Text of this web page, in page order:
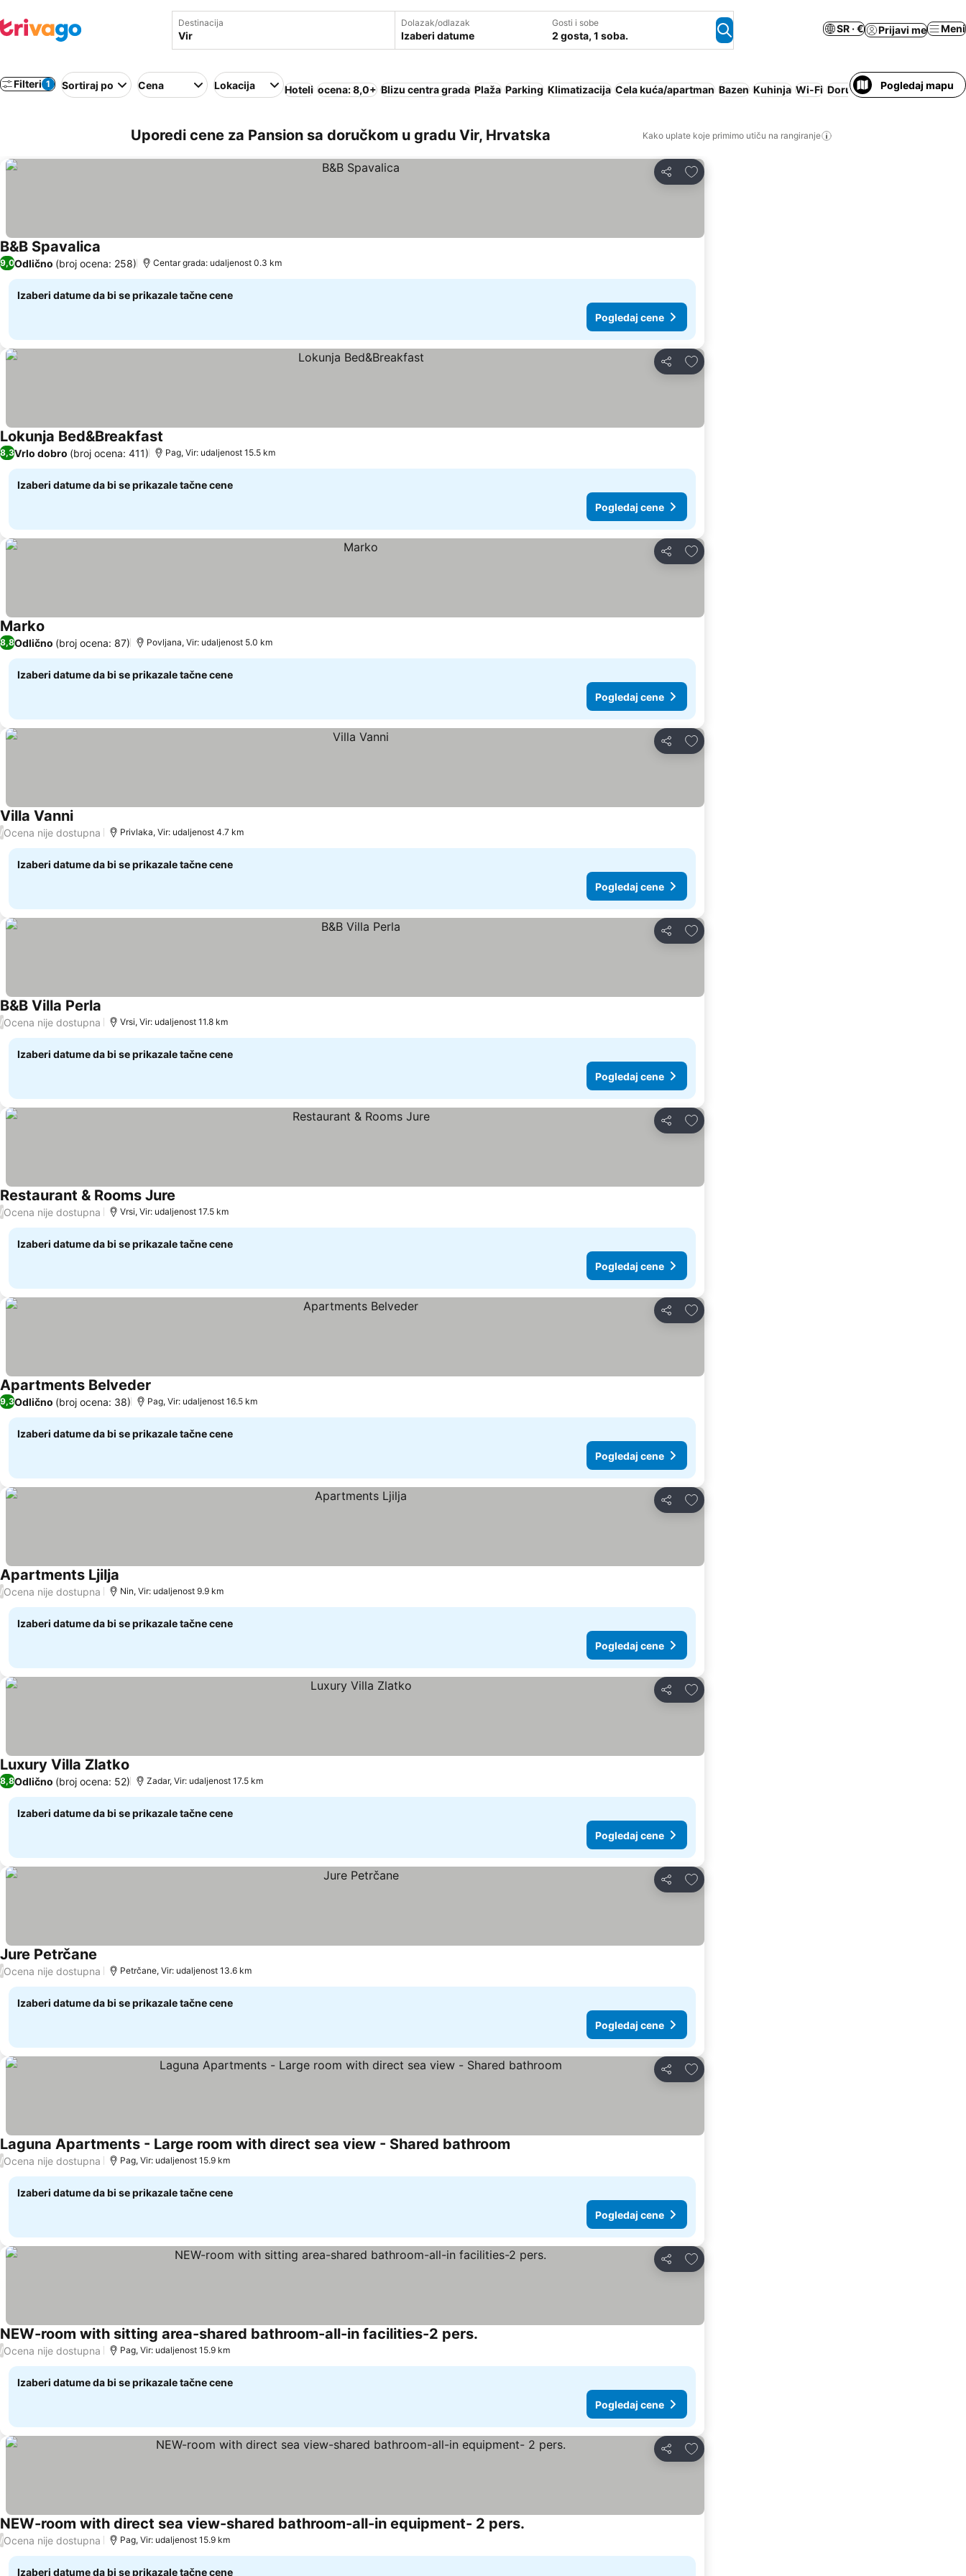
Destinacija Dolazak/odlazak
Izaberi datume
Gosti i sobe
2 gosta, 1 soba.
SR · € Prijavi me Meni
Filteri 1 Sortiraj po Cena Lokacija Hoteli ocena: 8,0+ Blizu centra grada Plaža Parking Klimatizacija Cela kuća/apartman Bazen Kuhinja Wi-Fi Doručak uključen u cenu
Pogledaj mapu
Uporedi cene za Pansion sa doručkom u gradu Vir, Hrvatska Kako uplate koje primimo utiču na rangiranje
Deli
Dodati u favorite
B&B Spavalica
9,0Odlično (broj ocena: 258) Centar grada: udaljenost 0.3 km
Izaberi datume da bi se prikazale tačne cene
Pogledaj cene
Deli
Dodati u favorite
Lokunja Bed&Breakfast
8,3Vrlo dobro (broj ocena: 411) Pag, Vir: udaljenost 15.5 km
Izaberi datume da bi se prikazale tačne cene
Pogledaj cene
Deli
Dodati u favorite
Marko
8,8Odlično (broj ocena: 87) Povljana, Vir: udaljenost 5.0 km
Izaberi datume da bi se prikazale tačne cene
Pogledaj cene
Deli
Dodati u favorite
Villa Vanni
/Ocena nije dostupna Privlaka, Vir: udaljenost 4.7 km
Izaberi datume da bi se prikazale tačne cene
Pogledaj cene
Deli
Dodati u favorite
B&B Villa Perla
/Ocena nije dostupna Vrsi, Vir: udaljenost 11.8 km
Izaberi datume da bi se prikazale tačne cene
Pogledaj cene
Deli
Dodati u favorite
Restaurant & Rooms Jure
/Ocena nije dostupna Vrsi, Vir: udaljenost 17.5 km
Izaberi datume da bi se prikazale tačne cene
Pogledaj cene
Deli
Dodati u favorite
Apartments Belveder
9,3Odlično (broj ocena: 38) Pag, Vir: udaljenost 16.5 km
Izaberi datume da bi se prikazale tačne cene
Pogledaj cene
Deli
Dodati u favorite
Apartments Ljilja
/Ocena nije dostupna Nin, Vir: udaljenost 9.9 km
Izaberi datume da bi se prikazale tačne cene
Pogledaj cene
Deli
Dodati u favorite
Luxury Villa Zlatko
8,8Odlično (broj ocena: 52) Zadar, Vir: udaljenost 17.5 km
Izaberi datume da bi se prikazale tačne cene
Pogledaj cene
Deli
Dodati u favorite
Jure Petrčane
/Ocena nije dostupna Petrčane, Vir: udaljenost 13.6 km
Izaberi datume da bi se prikazale tačne cene
Pogledaj cene
Deli
Dodati u favorite
Laguna Apartments - Large room with direct sea view - Shared bathroom
/Ocena nije dostupna Pag, Vir: udaljenost 15.9 km
Izaberi datume da bi se prikazale tačne cene
Pogledaj cene
Deli
Dodati u favorite
NEW-room with sitting area-shared bathroom-all-in facilities-2 pers.
/Ocena nije dostupna Pag, Vir: udaljenost 15.9 km
Izaberi datume da bi se prikazale tačne cene
Pogledaj cene
Deli
Dodati u favorite
NEW-room with direct sea view-shared bathroom-all-in equipment- 2 pers.
/Ocena nije dostupna Pag, Vir: udaljenost 15.9 km
Izaberi datume da bi se prikazale tačne cene